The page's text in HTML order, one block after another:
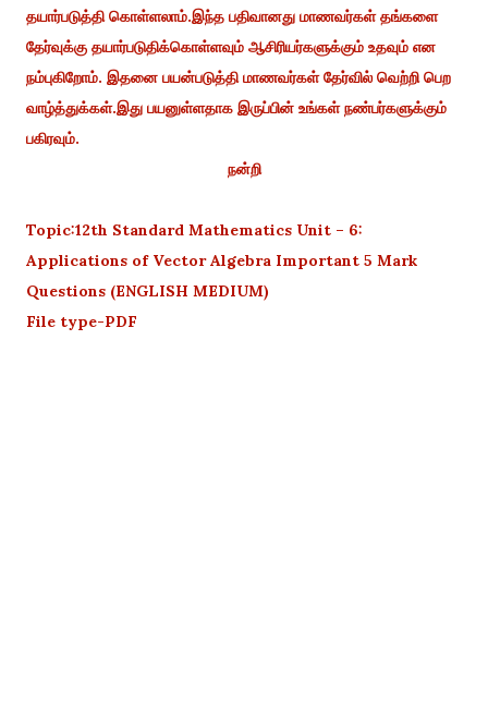
தயார்படுத்தி கொள்ளலாம்.இந்த பதிவானது மாணவர்கள் தங்களை
தேர்வுக்கு தயார்படுதிக்கொள்ளவும் ஆசிரியர்களுக்கும் உதவும் என
நம்புகிறோம். இதனை பயன்படுத்தி மாணவர்கள் தேர்வில் வெற்றி பெற
வாழ்த்துக்கள்.இது பயனுள்ளதாக இருப்பின் உங்கள் நண்பர்களுக்கும்
பகிரவும்.
நன்றி
Topic:12th Standard Mathematics Unit – 6:
Applications of Vector Algebra Important 5 Mark
Questions (ENGLISH MEDIUM)
File type-PDF